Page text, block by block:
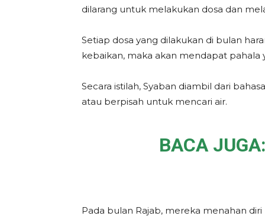
dilarang untuk melakukan dosa dan
Setiap dosa yang dilakukan di bulan
kebaikan, maka akan mendapat pahala
Secara istilah, Syaban diambil dari
atau berpisah untuk mencari air.
BACA
Pada bulan Rajab, mereka menahan